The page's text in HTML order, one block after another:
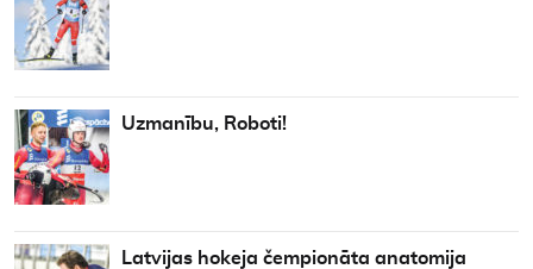
Uzmanību, Roboti!
Latvijas hokeja čempionāta anatomija